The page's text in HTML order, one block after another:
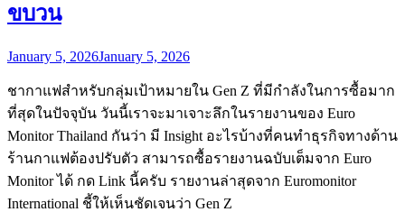
ขบวน
January 5, 2026January 5, 2026
ชากาแฟสำหรับกลุ่มเป้าหมายใน Gen Z ที่มีกำลังในการซื้อมาก
ที่สุดในปัจจุบัน วันนี้เราจะมาเจาะลึกในรายงานของ Euro
Monitor Thailand กันว่า มี Insight อะไรบ้างที่คนทำธุรกิจทางด้าน
ร้านกาแฟต้องปรับตัว สามารถซื้อรายงานฉบับเต็มจาก Euro
Monitor ได้ กด Link นี้ครับ รายงานล่าสุดจาก Euromonitor
International ชี้ให้เห็นชัดเจนว่า Gen Z